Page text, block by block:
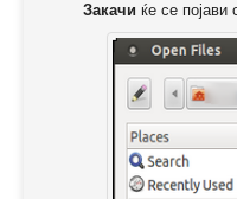
Закачи ќе се појави